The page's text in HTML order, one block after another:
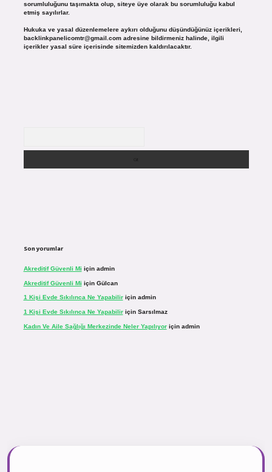
sorumluluğunu taşımakta olup, siteye üye olarak bu sorumluluğu kabul
etmiş sayılırlar.
Hukuka ve yasal düzenlemelere aykırı olduğunu düşündüğünüz içerikleri,
backlinkpanelicomtr@gmail.comadresine bildirmeniz halinde, ilgili
içerikler yasal süre içerisinde sitemizden kaldırılacaktır.
Son yorumlar
Akreditif Güvenli Mi için admin
Akreditif Güvenli Mi için Gülcan
1 Kişi Evde Sıkılınca Ne Yapabiliriçin admin
1 Kişi Evde Sıkılınca Ne Yapabiliriçin Sarsılmaz
Kadın Ve Aile Sağlığı Merkezinde Neler Yapılıyoriçin admin